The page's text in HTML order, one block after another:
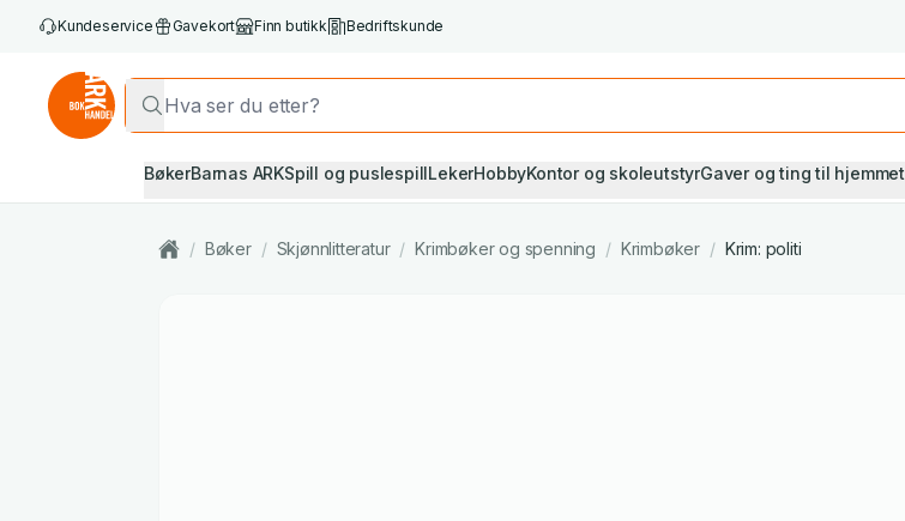
Kundeservice Gavekort Finn butikk Bedriftskunde
BøkerBarnas ARKSpill og puslespillLekerHobbyKontor og skoleutstyrGaver og ting til hjemmet
/ Bøker / Skjønnlitteratur / Krimbøker og spenning / Krimbøker / Krim: politi